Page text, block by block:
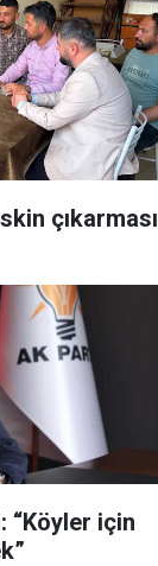
çıkarması
“Köyler için